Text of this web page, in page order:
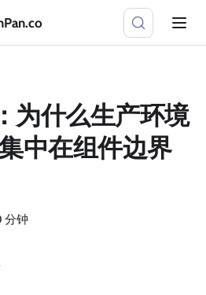
为什么生产环境
中在组件边界
分钟